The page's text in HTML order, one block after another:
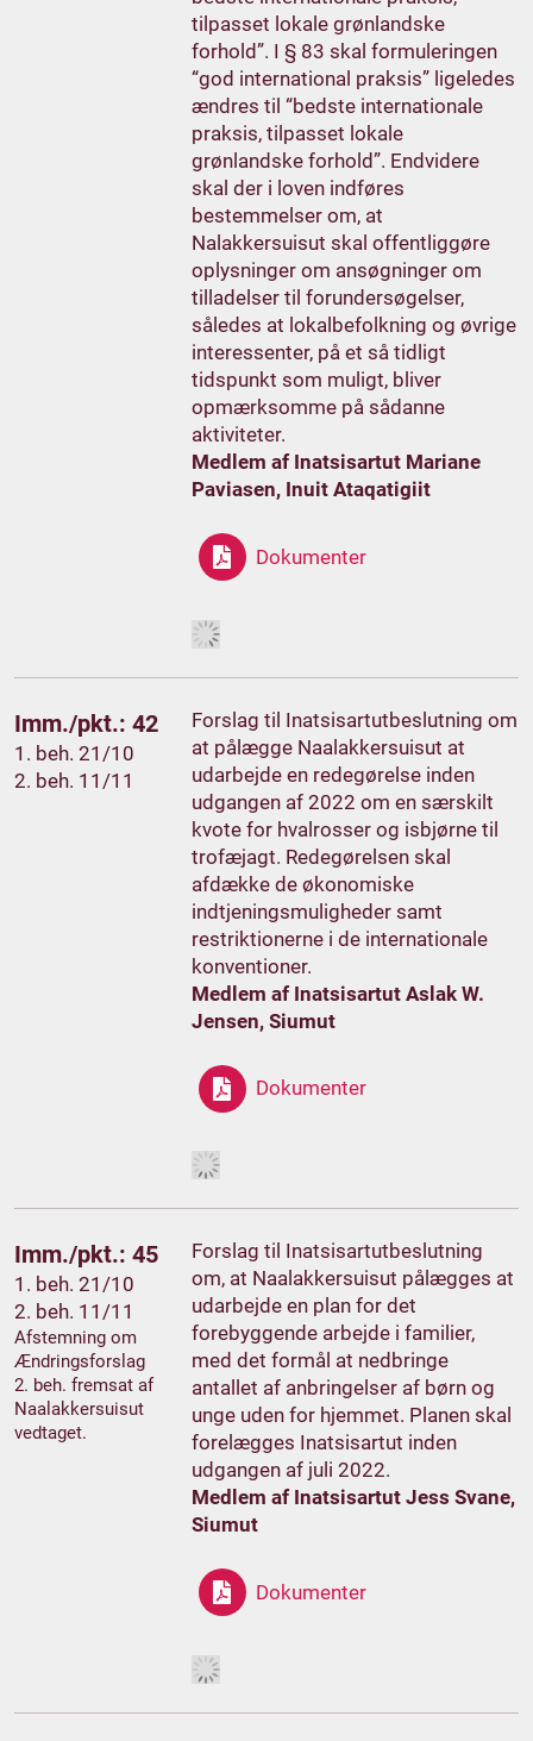
tilpasset lokale grønlandske
forhold”. I § 83 skal formuleringen
“god international praksis” ligeledes
ændres til “bedste internationale
praksis, tilpasset lokale
grønlandske forhold”. Endvidere
skal der i loven indføres
bestemmelser om, at
Nalakkersuisut skal offentliggøre
oplysninger om ansøgninger om
tilladelser til forundersøgelser,
således at lokalbefolkning og øvrige
interessenter, på et så tidligt
tidspunkt som muligt, bliver
opmærksomme på sådanne
aktiviteter.
Medlem af Inatsisartut Mariane
Paviasen, Inuit Ataqatigiit
Dokumenter
Imm./pkt.: 42
1. beh. 21/10
2. beh. 11/11
Forslag til Inatsisartutbeslutning om
at pålægge Naalakkersuisut at
udarbejde en redegørelse inden
udgangen af 2022 om en særskilt
kvote for hvalrosser og isbjørne til
trofæjagt. Redegørelsen skal
afdække de økonomiske
indtjeningsmuligheder samt
restriktionerne i de internationale
konventioner.
Medlem af Inatsisartut Aslak W.
Jensen, Siumut
Dokumenter
Imm./pkt.: 45
1. beh. 21/10
2. beh. 11/11
Afstemning om
Ændringsforslag
2. beh. fremsat af
Naalakkersuisut
vedtaget.
Forslag til Inatsisartutbeslutning
om, at Naalakkersuisut pålægges at
udarbejde en plan for det
forebyggende arbejde i familier,
med det formål at nedbringe
antallet af anbringelser af børn og
unge uden for hjemmet. Planen skal
forelægges Inatsisartut inden
udgangen af juli 2022.
Medlem af Inatsisartut Jess Svane,
Siumut
Dokumenter